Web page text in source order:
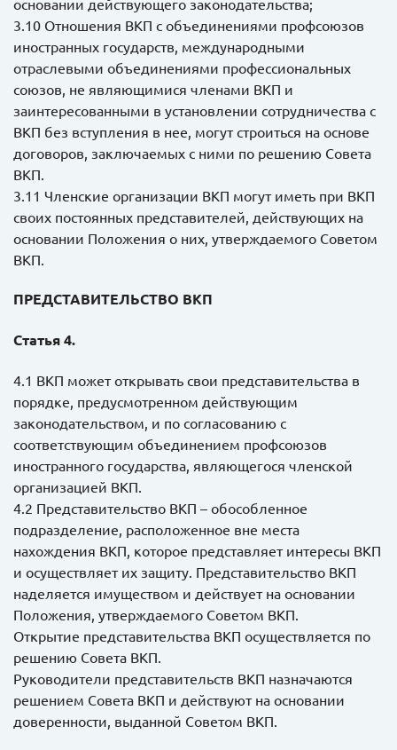
основании действующего законодательства;
3.10 Отношения ВКП с объединениями профсоюзов
иностранных государств, международными
отраслевыми объединениями профессиональных
союзов, не являющимися членами ВКП и
заинтересованными в установлении сотрудничества с
ВКП без вступления в нее, могут строиться на основе
договоров, заключаемых с ними по решению Совета
ВКП.
3.11 Членские организации ВКП могут иметь при ВКП
своих постоянных представителей, действующих на
основании Положения о них, утверждаемого Советом
ВКП.
ПРЕДСТАВИТЕЛЬСТВО ВКП
Статья 4.
4.1 ВКП может открывать свои представительства в
порядке, предусмотренном действующим
законодательством, и по согласованию с
соответствующим объединением профсоюзов
иностранного государства, являющегося членской
организацией ВКП.
4.2 Представительство ВКП – обособленное
подразделение, расположенное вне места
нахождения ВКП, которое представляет интересы ВКП
и осуществляет их защиту. Представительство ВКП
наделяется имуществом и действует на основании
Положения, утверждаемого Советом ВКП.
Открытие представительства ВКП осуществляется по
решению Совета ВКП.
Руководители представительств ВКП назначаются
решением Совета ВКП и действуют на основании
доверенности, выданной Советом ВКП.